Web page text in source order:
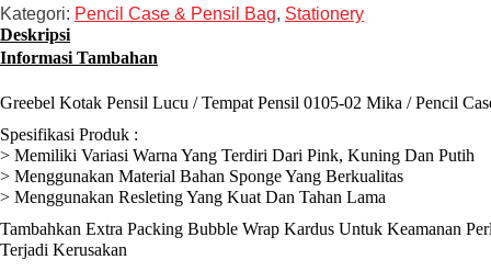
Kategori: Pencil Case & Pensil Bag, Stationery
Deskripsi
Informasi Tambahan
Greebel Kotak Pensil Lucu / Tempat Pensil 0105-02 Mika / Pencil
Spesifikasi Produk :
> Memiliki Variasi Warna Yang Terdiri Dari Pink, Kuning Dan Putih
> Menggunakan Material Bahan Sponge Yang Berkualitas
> Menggunakan Resleting Yang Kuat Dan Tahan Lama
Tambahkan Extra Packing Bubble Wrap Kardus Untuk Keamanan
Terjadi Kerusakan